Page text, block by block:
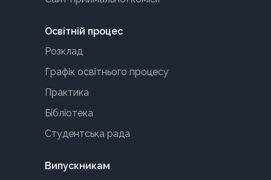
Освітній процес
Розклад
Графік освітнього процесу
Практика
Бібліотека
Студентська рада
Випускникам